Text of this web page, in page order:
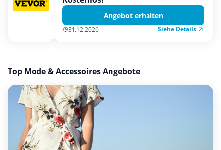
Angebot erhalten
31.12.2026 Siehe Details
Top Mode & Accessoires Angebote